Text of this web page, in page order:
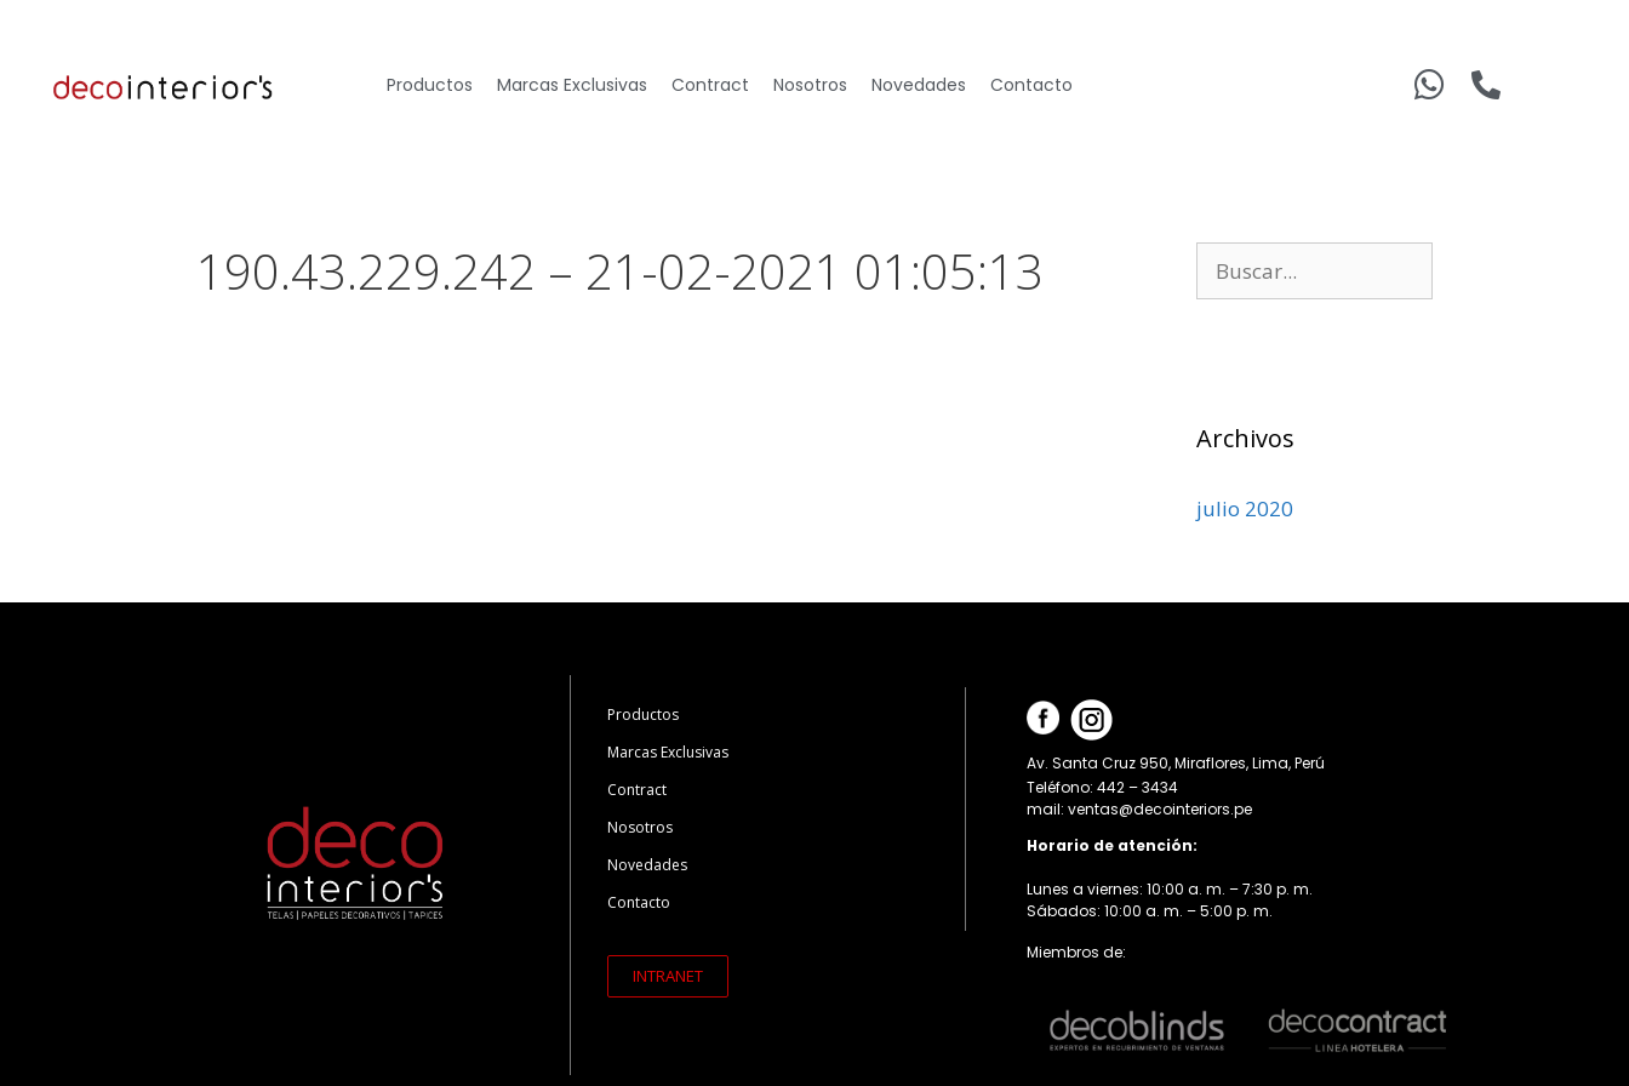
Productos Marcas Exclusivas Contract Nosotros Novedades Contacto
190.43.229.242 – 21-02-2021 01:05:13
Archivos
julio 2020
Productos
Marcas Exclusivas
Contract
Nosotros
Novedades
Contacto
INTRANET
Av. Santa Cruz 950, Miraflores, Lima, Perú
Teléfono: 442 – 3434
mail: ventas@decointeriors.pe
Horario de atención:
Lunes a viernes: 10:00 a. m. – 7:30 p. m.
Sábados: 10:00 a. m. – 5:00 p. m.
Miembros de: